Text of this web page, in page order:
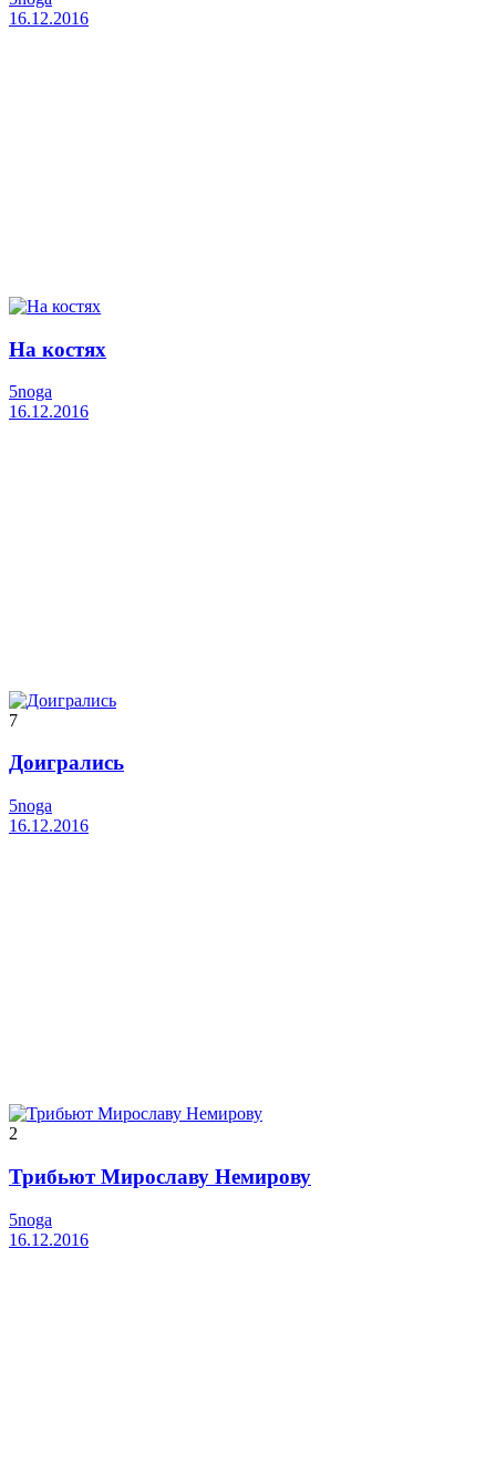
16.12.2016
На костях
5noga
16.12.2016
7
Доигрались
5noga
16.12.2016
2
Трибьют Мирославу Немирову
5noga
16.12.2016